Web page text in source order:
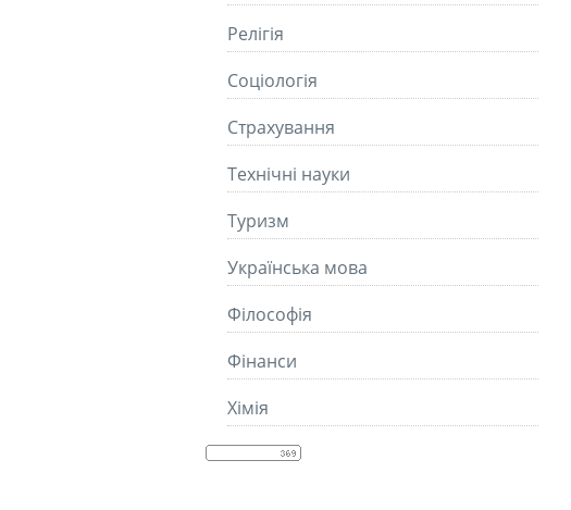
Релігія
Соціологія
Страхування
Технічні науки
Туризм
Українська мова
Філософія
Фінанси
Хімія